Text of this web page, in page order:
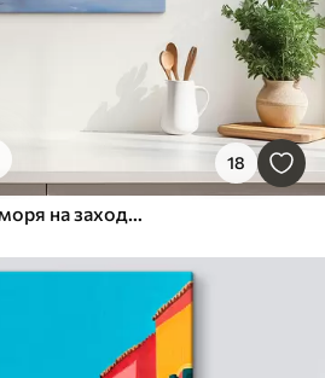
18
Будинок на пляжі біля моря на заході сонця